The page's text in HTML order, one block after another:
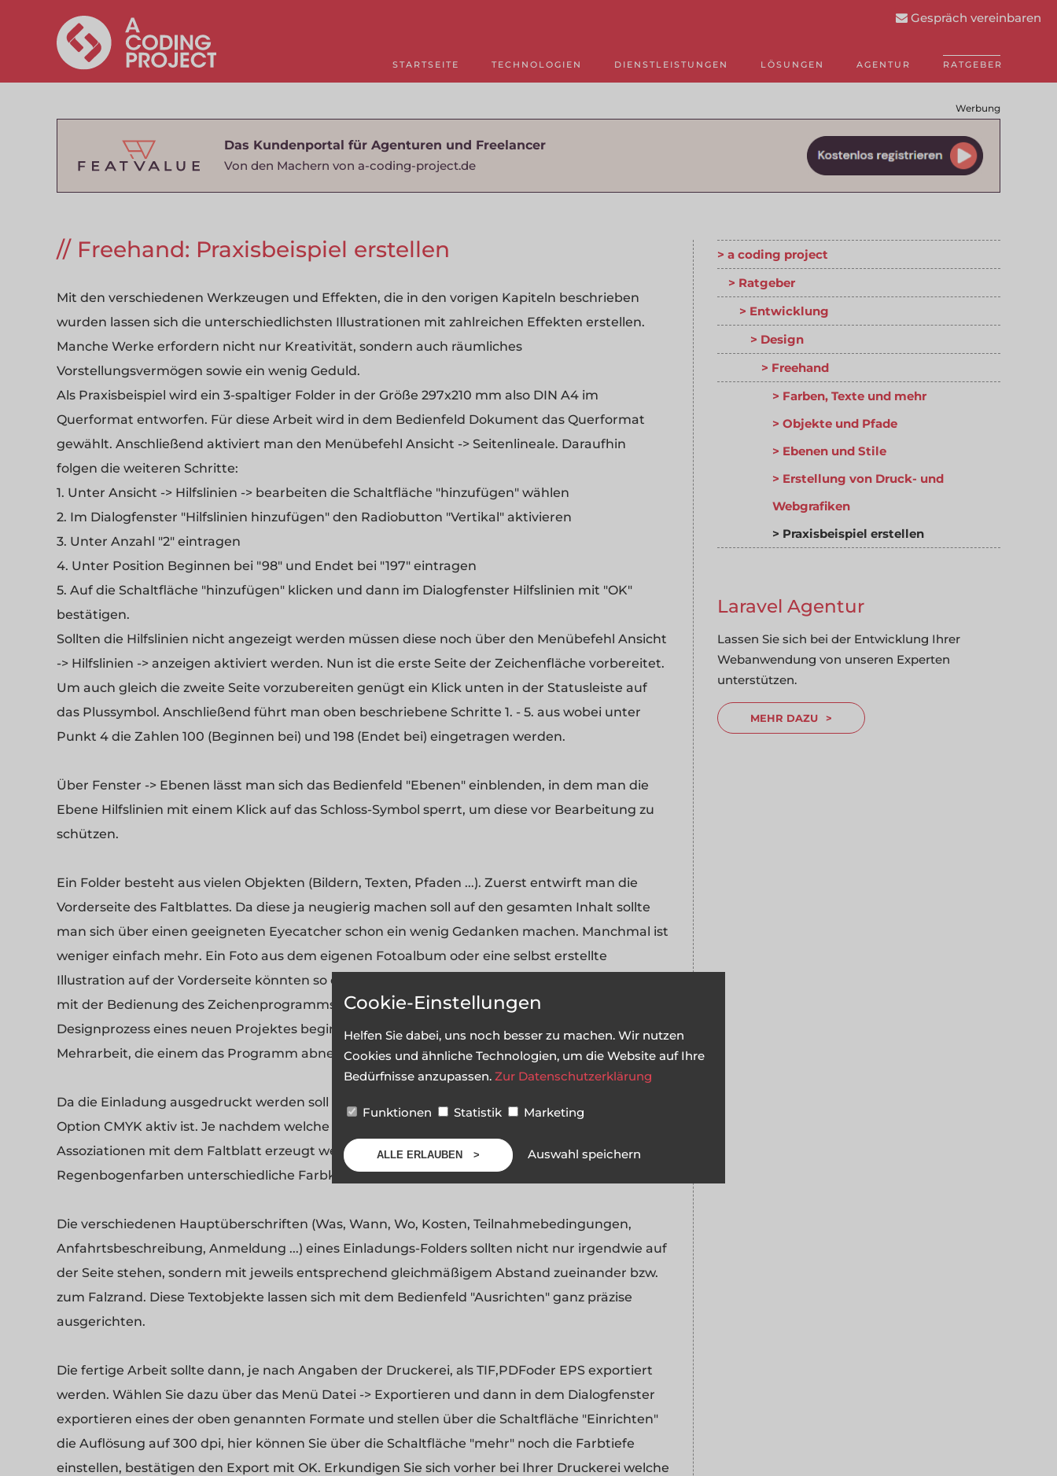
STARTSEITE TECHNOLOGIEN DIENSTLEISTUNGEN LÖSUNGEN AGENTUR RATGEBER
Gespräch vereinbaren
Werbung
Das Kundenportal für Agenturen und Freelancer
Von den Machern von a-coding-project.de
Freehand: Praxisbeispiel erstellen
Mit den verschiedenen Werkzeugen und Effekten, die in den vorigen Kapiteln beschrieben
wurden lassen sich die unterschiedlichsten Illustrationen mit zahlreichen Effekten erstellen.
Manche Werke erfordern nicht nur Kreativität, sondern auch räumliches
Vorstellungsvermögen sowie ein wenig Geduld.
Als Praxisbeispiel wird ein 3-spaltiger Folder in der Größe 297x210 mm also DIN A4 im
Querformat entworfen. Für diese Arbeit wird in dem Bedienfeld Dokument das Querformat
gewählt. Anschließend aktiviert man den Menübefehl Ansicht -> Seitenlineale. Daraufhin
folgen die weiteren Schritte:
1. Unter Ansicht -> Hilfslinien -> bearbeiten die Schaltfläche "hinzufügen" wählen
2. Im Dialogfenster "Hilfslinien hinzufügen" den Radiobutton "Vertikal" aktivieren
3. Unter Anzahl "2" eintragen
4. Unter Position Beginnen bei "98" und Endet bei "197" eintragen
5. Auf die Schaltfläche "hinzufügen" klicken und dann im Dialogfenster Hilfslinien mit "OK"
bestätigen.
Sollten die Hilfslinien nicht angezeigt werden müssen diese noch über den Menübefehl Ansicht
-> Hilfslinien -> anzeigen aktiviert werden. Nun ist die erste Seite der Zeichenfläche vorbereitet.
Um auch gleich die zweite Seite vorzubereiten genügt ein Klick unten in der Statusleiste auf
das Plussymbol. Anschließend führt man oben beschriebene Schritte 1. - 5. aus wobei unter
Punkt 4 die Zahlen 100 (Beginnen bei) und 198 (Endet bei) eingetragen werden.
Über Fenster -> Ebenen lässt man sich das Bedienfeld "Ebenen" einblenden, in dem man die
Ebene Hilfslinien mit einem Klick auf das Schloss-Symbol sperrt, um diese vor Bearbeitung zu
schützen.
Ein Folder besteht aus vielen Objekten (Bildern, Texten, Pfaden ...). Zuerst entwirft man die
Vorderseite des Faltblattes. Da diese ja neugierig machen soll auf den gesamten Inhalt sollte
man sich über einen geeigneten Eyecatcher schon ein wenig Gedanken machen. Manchmal ist
weniger einfach mehr. Ein Foto aus dem eigenen Fotoalbum oder eine selbst erstellte
Illustration auf der Vorderseite könnten so ein Blickfang werden. Es ist vorteilhaft, wenn man
mit der Bedienung des Zeichenprogramms schon ein wenig vertraut ist, bevor man mit dem
Designprozess eines neuen Projektes beginnt. Dies ist schon allein dafür sinnvoll um unnötige
Mehrarbeit, die einem das Programm abnehmen könnte zu vermeiden.
Da die Einladung ausgedruckt werden soll ist es wichtig dass in dem Bedienfeld "Mischer" die
Option CMYK aktiv ist. Je nachdem welche Zielgruppe angesprochen werden und welche
Assoziationen mit dem Faltblatt erzeugt werden soll, sind von Monochrom bis hin zu
Regenbogenfarben unterschiedliche Farbkompositionen denkbar.
Die verschiedenen Hauptüberschriften (Was, Wann, Wo, Kosten, Teilnahmebedingungen,
Anfahrtsbeschreibung, Anmeldung ...) eines Einladungs-Folders sollten nicht nur irgendwie auf
der Seite stehen, sondern mit jeweils entsprechend gleichmäßigem Abstand zueinander bzw.
zum Falzrand. Diese Textobjekte lassen sich mit dem Bedienfeld "Ausrichten" ganz präzise
ausgerichten.
Die fertige Arbeit sollte dann, je nach Angaben der Druckerei, als TIF,PDFoder EPS exportiert
werden. Wählen Sie dazu über das Menü Datei -> Exportieren und dann in dem Dialogfenster
exportieren eines der oben genannten Formate und stellen über die Schaltfläche "Einrichten"
die Auflösung auf 300 dpi, hier können Sie über die Schaltfläche "mehr" noch die Farbtiefe
einstellen, bestätigen den Export mit OK. Erkundigen Sie sich vorher bei Ihrer Druckerei welche
a coding project
Ratgeber
Entwicklung
Design
Freehand
Farben, Texte und mehr
Objekte und Pfade
Ebenen und Stile
Erstellung von Druck- und
Webgrafiken
Praxisbeispiel erstellen
Laravel Agentur
Lassen Sie sich bei der Entwicklung Ihrer
Webanwendung von unseren Experten
unterstützen.
MEHR DAZU
Cookie-Einstellungen
Helfen Sie dabei, uns noch besser zu machen. Wir nutzen
Cookies und ähnliche Technologien, um die Website auf Ihre
Bedürfnisse anzupassen. Zur Datenschutzerklärung
Funktionen Statistik Marketing
ALLE ERLAUBEN Auswahl speichern